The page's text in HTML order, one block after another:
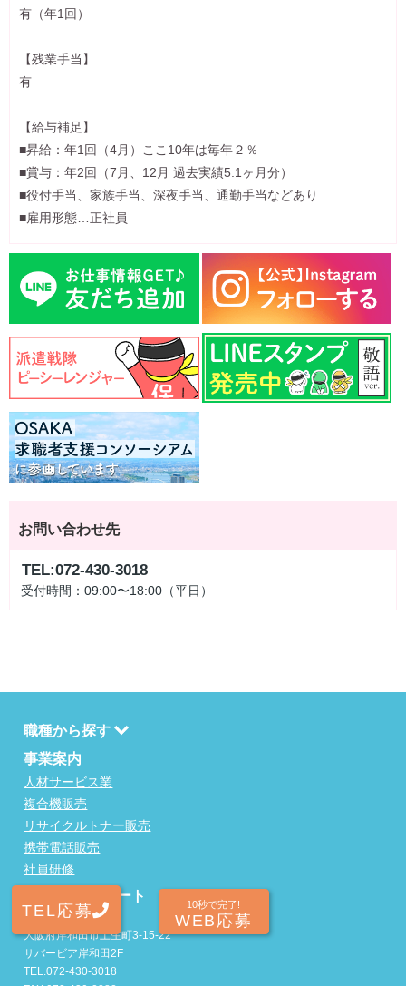
有（年1回）
【残業手当】
有
【給与補足】
■昇給：年1回（4月）ここ10年は毎年２％
■賞与：年2回（7月、12月 過去実績5.1ヶ月分）
■役付手当、家族手当、深夜手当、通勤手当などあり
■雇用形態…正社員
お問い合わせ先
TEL:072-430-3018
受付時間：09:00〜18:00（平日）
職種から探す
事業案内
人材サービス業
複合機販売
リサイクルトナー販売
携帯電話販売
社員研修
株式会社PCポート
〒596-0825
大阪府岸和田市土生町3-15-22
サバービア岸和田2F
TEL.072-430-3018
TEL応募 10秒で完了!
WEB応募